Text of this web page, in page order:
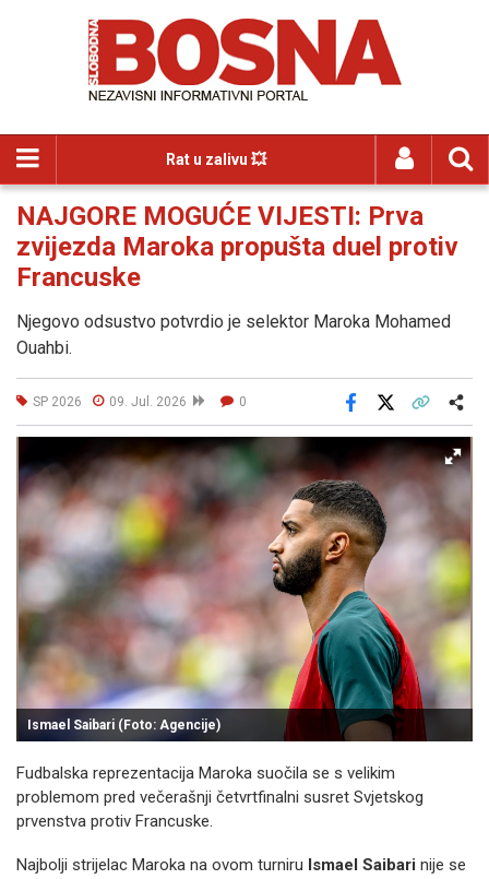
Rat u zalivu 💥
NAJGORE MOGUĆE VIJESTI: Prva
zvijezda Maroka propušta duel protiv
Francuske
Njegovo odsustvo potvrdio je selektor Maroka Mohamed
Ouahbi.
SP 2026 09. Jul. 2026 0
Facebook
Ismael Saibari (Foto: Agencije)
Fudbalska reprezentacija Maroka suočila se s velikim
problemom pred večerašnji četvrtfinalni susret Svjetskog
prvenstva protiv Francuske.
Najbolji strijelac Maroka na ovom turniru Ismael Saibari nije se